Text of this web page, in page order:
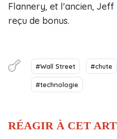
Flannery, et l'ancien,
reçu de bonus.
#Wall Street #chute
#technologie